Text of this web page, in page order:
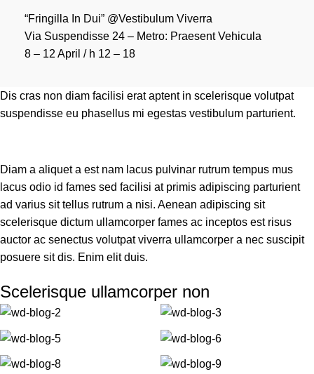
“Fringilla In Dui” @Vestibulum Viverra
Via Suspendisse 24 – Metro: Praesent Vehicula
8 – 12 April / h 12 – 18
Dis cras non diam facilisi erat aptent in scelerisque volutpat
suspendisse eu phasellus mi egestas vestibulum parturient.
Diam a aliquet a est nam lacus pulvinar rutrum tempus mus
lacus odio id fames sed facilisi at primis adipiscing parturient
ad varius sit tellus rutrum a nisi. Aenean adipiscing sit
scelerisque dictum ullamcorper fames ac inceptos est risus
auctor ac senectus volutpat viverra ullamcorper a nec suscipit
posuere sit dis. Enim elit duis.
Scelerisque ullamcorper non